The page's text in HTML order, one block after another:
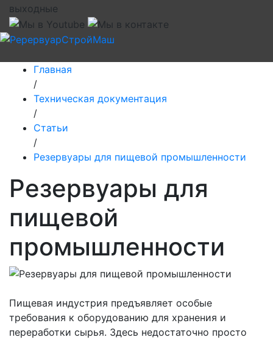
выходные
Главная
/
Техническая документация
/
Статьи
/
Резервуары для пищевой промышленности
Резервуары для
пищевой
промышленности
Пищевая индустрия предъявляет особые
требования к оборудованию для хранения и
переработки сырья. Здесь недостаточно просто